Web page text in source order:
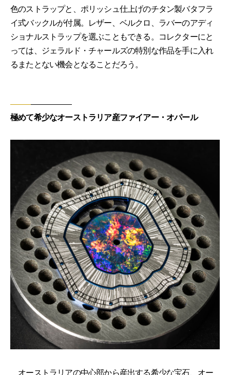
色のストラップと、ポリッシュ仕上げのチタン製バタフラ
イ式バックルが付属。レザー、ベルクロ、ラバーのアディ
ショナルストラップを選ぶこともできる。コレクターにと
っては、ジェラルド・チャールズの特別な作品を手に入れ
るまたとない機会となることだろう。
極めて希少なオーストラリア産ファイアー・オパール
オーストラリアの中心部から産出する希少な宝石、オー